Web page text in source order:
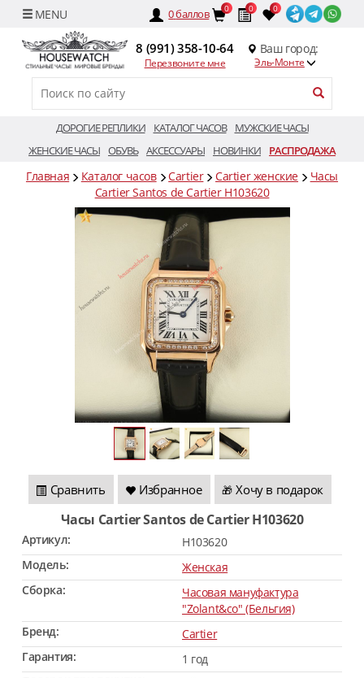
0баллов 0 0 0
8 (991) 358-10-64
Перезвоните мне
Ваш город:
Эль-Монте
ДОРОГИЕ РЕПЛИКИ КАТАЛОГ ЧАСОВ
МУЖСКИЕ ЧАСЫ
ЖЕНСКИЕ ЧАСЫ ОБУВЬ АКСЕССУАРЫ НОВИНКИ РАСПРОДАЖА
Главная Каталог часов Cartier Cartier женские
Часы
Cartier Santos de Cartier H103620
Сравнить Избранное 🎁 Хочу в подарок
Часы Cartier Santos de Cartier H103620
Артикул:
H103620
Модель:
Женская
Сборка:
Часовая мануфактура
"Zolant&co" (Бельгия)
Бренд:
Cartier
Гарантия:
1 год